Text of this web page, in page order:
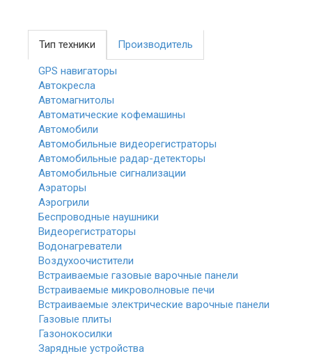
Тип техники Производитель
GPS навигаторы
Автокресла
Автомагнитолы
Автоматические кофемашины
Автомобили
Автомобильные видеорегистраторы
Автомобильные радар-детекторы
Автомобильные сигнализации
Аэраторы
Аэрогрили
Беспроводные наушники
Видеорегистраторы
Водонагреватели
Воздухоочистители
Встраиваемые газовые варочные панели
Встраиваемые микроволновые печи
Встраиваемые электрические варочные панели
Газовые плиты
Газонокосилки
Зарядные устройства